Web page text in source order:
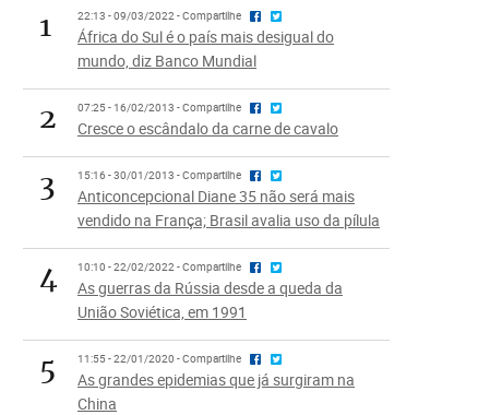
1
22:13 - 09/03/2022 - Compartilhe
África do Sul é o país mais desigual do
mundo, diz Banco Mundial
2 07:25 - 16/02/2013 - Compartilhe
Cresce o escândalo da carne de cavalo
3 15:16 - 30/01/2013 - Compartilhe
Anticoncepcional Diane 35 não será mais
vendido na França; Brasil avalia uso da pílula
4 10:10 - 22/02/2022 - Compartilhe
As guerras da Rússia desde a queda da
União Soviética, em 1991
5 11:55 - 22/01/2020 - Compartilhe
As grandes epidemias que já surgiram na
China